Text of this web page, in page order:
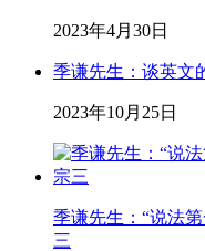
2023年4月30日
季谦先生：谈英文
2023年10月25日
季谦先生：“说法
三